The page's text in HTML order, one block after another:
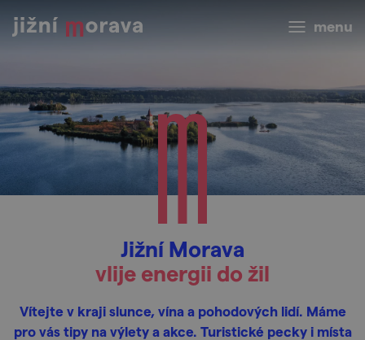
menu
Jižní Morava
vlije energii do žil
Vítejte v kraji slunce, vína a pohodových lidí. Máme
pro vás tipy na výlety a akce. Turistické pecky i místa